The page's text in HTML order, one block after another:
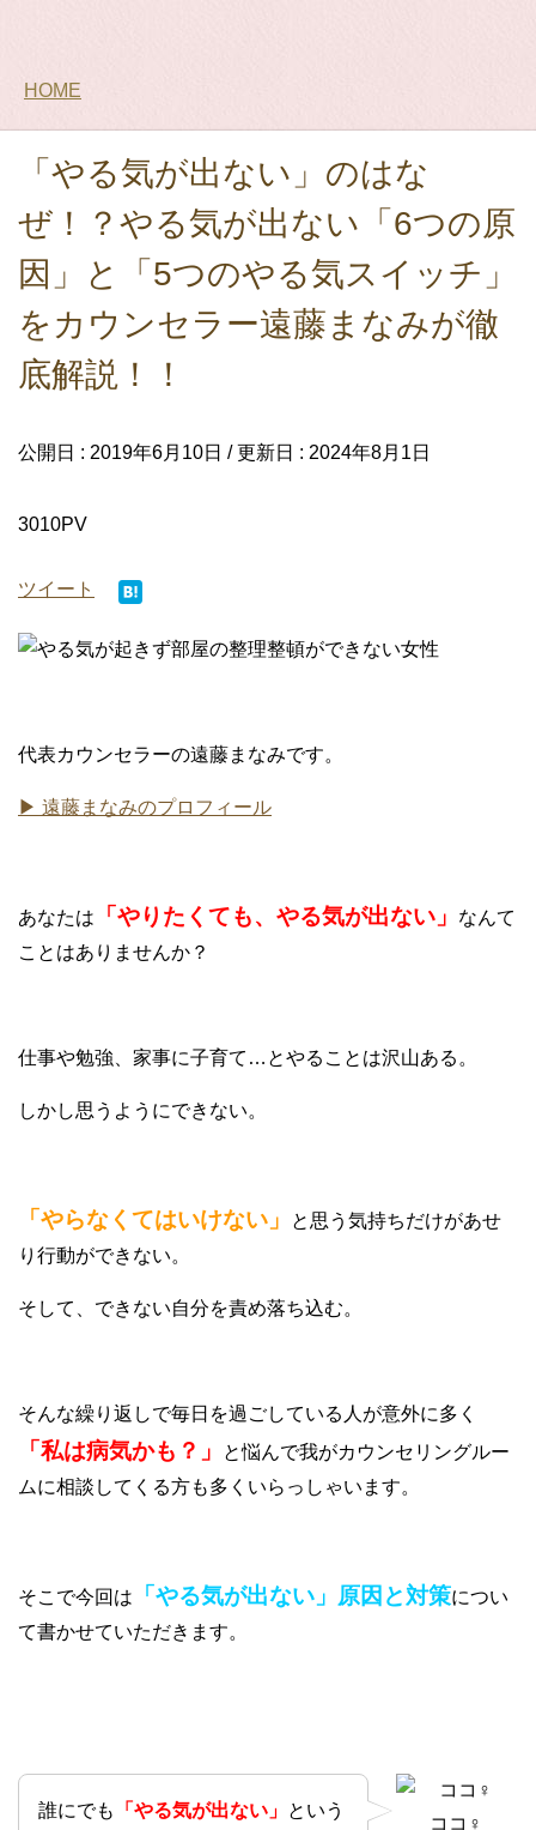
HOME
「やる気が出ない」のはな
ぜ！？やる気が出ない「6つの原
因」と「5つのやる気スイッチ」
をカウンセラー遠藤まなみが徹
底解説！！
公開日 : 2019年6月10日 / 更新日 : 2024年8月1日
3010PV
ツイート
代表カウンセラーの遠藤まなみです。
▶ 遠藤まなみのプロフィール
あなたは 「やりたくても、やる気が出ない」
なんて
ことはありませんか？
仕事や勉強、家事に子育て…とやることは沢山ある。
しかし思うようにできない。
「やらなくてはいけない」
と思う気持ちだけがあせ
り行動ができない。
そして、できない自分を責め落ち込む。
そんな繰り返しで毎日を過ごしている人が意外に多く
「私は病気かも？」
と悩んで我がカウンセリングルー
ムに相談してくる方も多くいらっしゃいます。
そこで今回は 「やる気が出ない」原因と対策につい
て書かせていただきます。
ココ♀
誰にでも 「やる気が出ない」 という